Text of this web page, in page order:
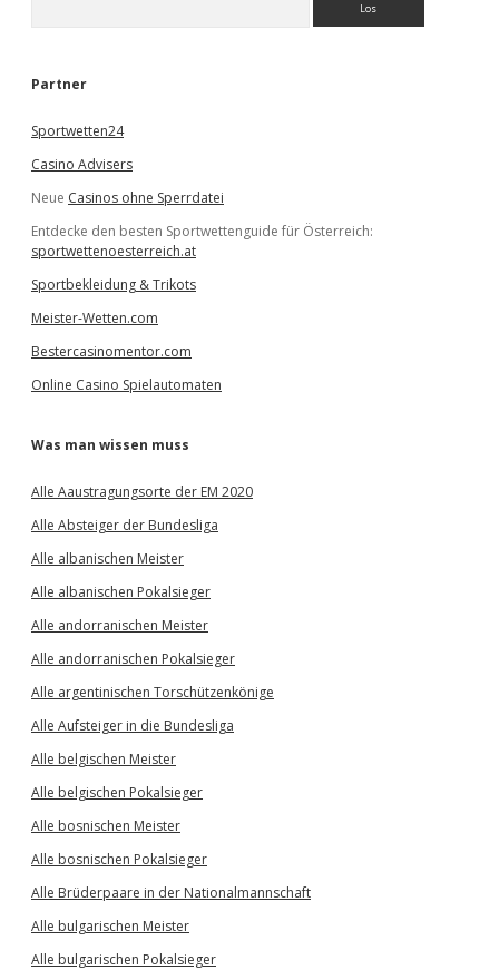
e
Partner
Sportwetten24
Casino Advisers
Neue Casinos ohne Sperrdatei
Entdecke den besten Sportwettenguide für Österreich:
sportwettenoesterreich.at
Sportbekleidung & Trikots
Meister-Wetten.com
Bestercasinomentor.com
Online Casino Spielautomaten
Was man wissen muss
Alle Aaustragungsorte der EM 2020
Alle Absteiger der Bundesliga
Alle albanischen Meister
Alle albanischen Pokalsieger
Alle andorranischen Meister
Alle andorranischen Pokalsieger
Alle argentinischen Torschützenkönige
Alle Aufsteiger in die Bundesliga
Alle belgischen Meister
Alle belgischen Pokalsieger
Alle bosnischen Meister
Alle bosnischen Pokalsieger
Alle Brüderpaare in der Nationalmannschaft
Alle bulgarischen Meister
Alle bulgarischen Pokalsieger